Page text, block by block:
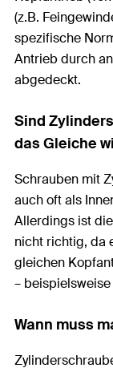
(z.B.
spezifische
Antrieb durch
abgedeckt.
Sind
das Gleiche
Schrauben mit
auch oft als
Allerdings ist
nicht richtig, da
gleichen
–
Wann muss